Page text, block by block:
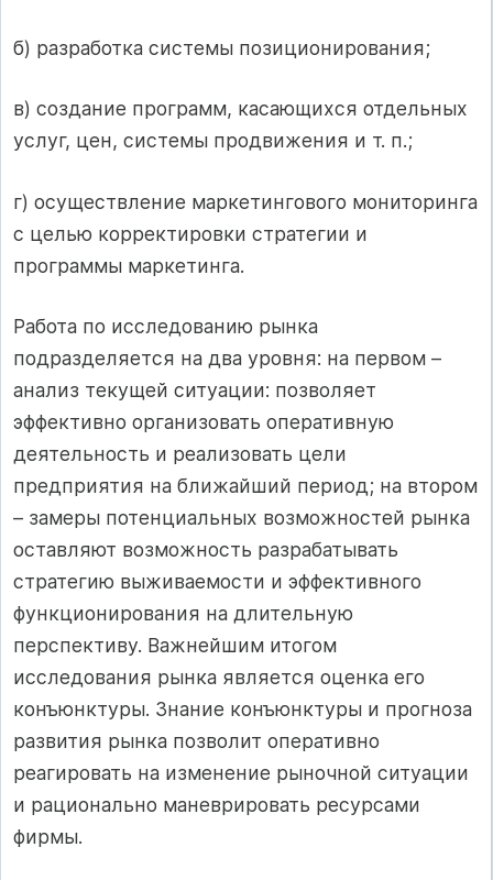
б) разработка системы позиционирования;
в) создание программ, касающихся отдельных
услуг, цен, системы продвижения и т. п.;
г) осуществление маркетингового мониторинга
с целью корректировки стратегии и
программы маркетинга.
Работа по исследованию рынка
подразделяется на два уровня: на первом –
анализ текущей ситуации: позволяет
эффективно организовать оперативную
деятельность и реализовать цели
предприятия на ближайший период; на втором
– замеры потенциальных возможностей рынка
оставляют возможность разрабатывать
стратегию выживаемости и эффективного
функционирования на длительную
перспективу. Важнейшим итогом
исследования рынка является оценка его
конъюнктуры. Знание конъюнктуры и прогноза
развития рынка позволит оперативно
реагировать на изменение рыночной ситуации
и рационально маневрировать ресурсами
фирмы.